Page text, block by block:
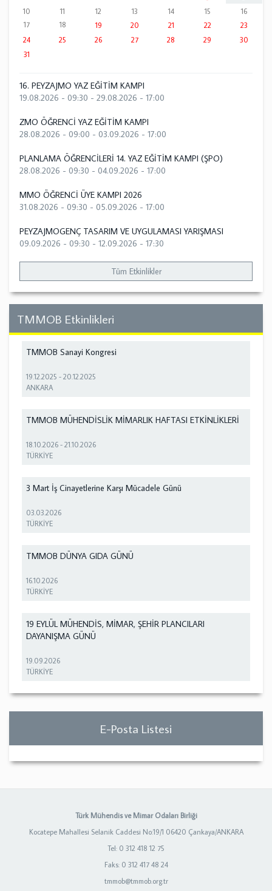
10
11 12 13 14 15
16
17
18 19 20 21 22
23
24
25 26 27 28 29
30
31
16. PEYZAJMO YAZ EĞİTİM KAMPI
19.08.2026 - 09:30 - 29.08.2026 - 17:00
ZMO ÖĞRENCİ YAZ EĞİTİM KAMPI
28.08.2026 - 09:00 - 03.09.2026 - 17:00
PLANLAMA ÖĞRENCİLERİ 14. YAZ EĞİTİM KAMPI (ŞPO)
28.08.2026 - 09:30 - 04.09.2026 - 17:00
MMO ÖĞRENCİ ÜYE KAMPI 2026
31.08.2026 - 09:30 - 05.09.2026 - 17:00
PEYZAJMOGENÇ TASARIM VE UYGULAMASI YARIŞMASI
09.09.2026 - 09:30 - 12.09.2026 - 17:30
Tüm Etkinlikler
TMMOB Etkinlikleri
TMMOB Sanayi Kongresi
19.12.2025 -20.12.2025
ANKARA
TMMOB MÜHENDİSLİK MİMARLIK HAFTASI ETKİNLİKLERİ
18.10.2026 -21.10.2026
TÜRKİYE
3 Mart İş Cinayetlerine Karşı Mücadele Günü
03.03.2026
TÜRKİYE
TMMOB DÜNYA GIDA GÜNÜ
16.10.2026
TÜRKİYE
19 EYLÜL MÜHENDİS, MİMAR, ŞEHİR PLANCILARI
DAYANIŞMA GÜNÜ
19.09.2026
TÜRKİYE
E-Posta Listesi
Türk Mühendis ve Mimar Odaları Birliği
Kocatepe Mahallesi Selanik Caddesi No:19/1 06420 Çankaya/ANKARA
Tel: 0 312 418 12 75
Faks: 0 312 417 48 24
tmmob@tmmob.org.tr